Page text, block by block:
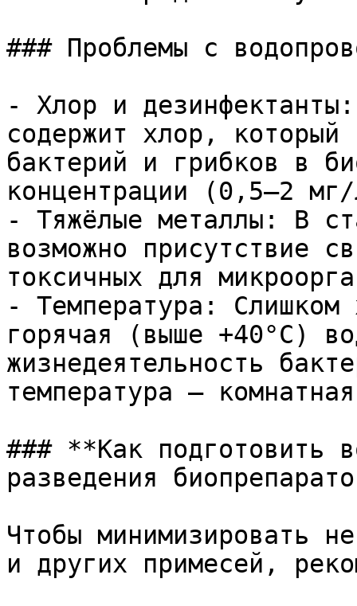
### Проблемы с
- Хлор и
содержит хлор, который
бактерий и грибков в
концентрации (0,5–2
- Тяжёлые металлы: В
возможно присутствие
токсичных для
- Температура: Слишком
горячая (выше +40°C)
жизнедеятельность
температура —
### **Как подготовить
разведения
Чтобы минимизировать
и других примесей,